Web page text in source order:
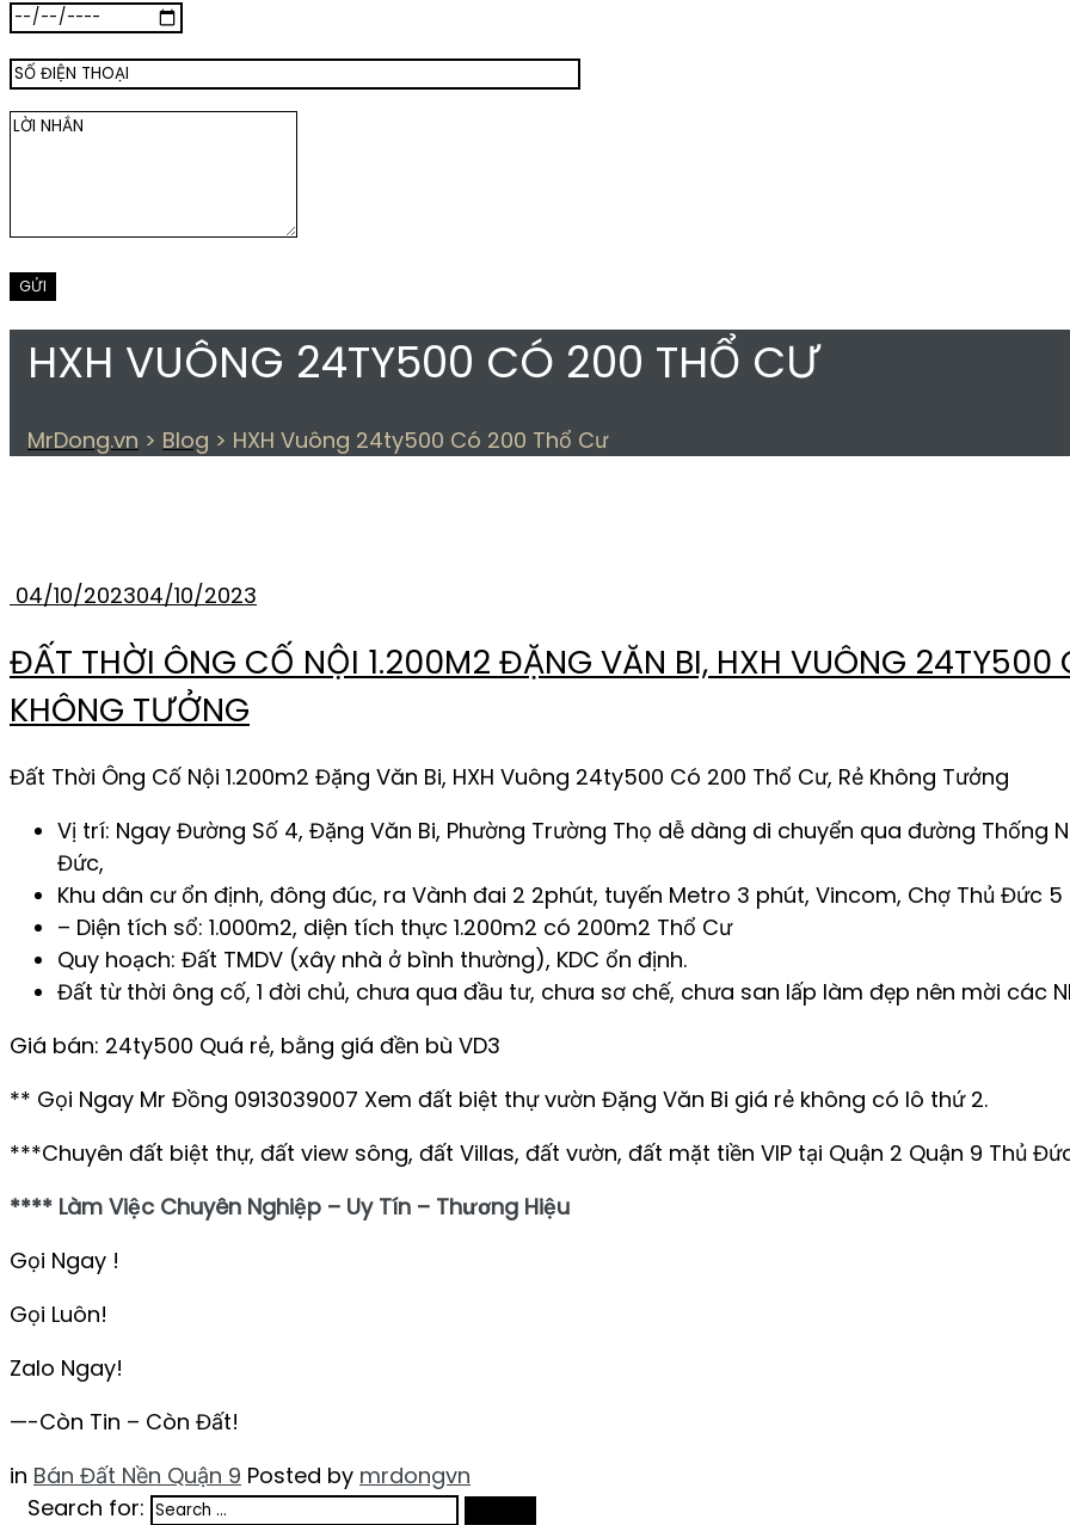
HXH VUÔNG 24TY500 CÓ 200 THỔ CƯ
MrDong.vn > Blog > HXH Vuông 24ty500 Có 200 Thổ Cư
04/10/202304/10/2023
ĐẤT THỜI ÔNG CỐ NỘI 1.200M2 ĐẶNG VĂN BI, HXH VUÔNG 24TY500
KHÔNG TƯỞNG
Đất Thời Ông Cố Nội 1.200m2 Đặng Văn Bi, HXH Vuông 24ty500 Có 200 Thổ Cư, Rẻ Không Tưởng
Vị trí: Ngay Đường Số 4, Đặng Văn Bi, Phường Trường Thọ dễ dàng di chuyển qua đường Thống
Đức,
Khu dân cư ổn định, đông đúc, ra Vành đai 2 2phút, tuyến Metro 3 phút, Vincom, Chợ Thủ Đức 5
– Diện tích sổ: 1.000m2, diện tích thực 1.200m2 có 200m2 Thổ Cư
Quy hoạch: Đất TMDV (xây nhà ở bình thường), KDC ổn định.
Đất từ thời ông cố, 1 đời chủ, chưa qua đầu tư, chưa sơ chế, chưa san lấp làm đẹp nên mời các
Giá bán: 24ty500 Quá rẻ, bằng giá đền bù VD3
** Gọi Ngay Mr Đồng 0913039007 Xem đất biệt thự vườn Đặng Văn Bi giá rẻ không có lô thứ 2.
***Chuyên đất biệt thự, đất view sông, đất Villas, đất vườn, đất mặt tiền VIP tại Quận 2 Quận 9 Thủ
**** Làm Việc Chuyên Nghiệp – Uy Tín – Thương Hiệu
Gọi Ngay !
Gọi Luôn!
Zalo Ngay!
—-Còn Tin – Còn Đất!
in Bán Đất Nền Quận 9 Posted by mrdongvn
Search for: